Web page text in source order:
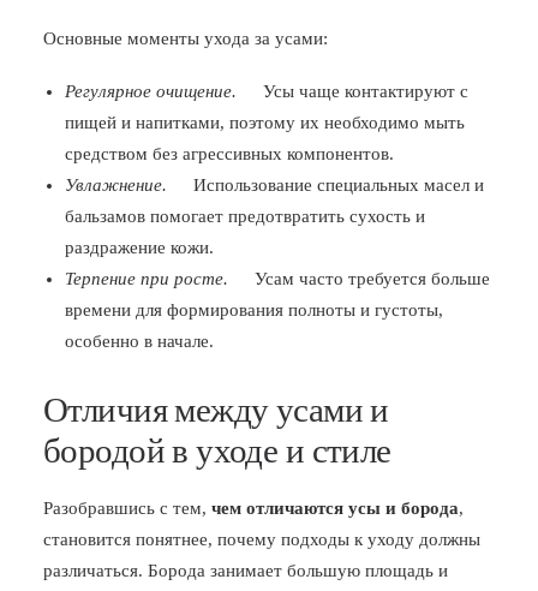
Основные моменты ухода за усами:
Регулярное очищение.
Усы чаще контактируют с
пищей и напитками, поэтому их необходимо мыть
средством без агрессивных компонентов.
Увлажнение.
Использование специальных масел и
бальзамов помогает предотвратить сухость и
раздражение кожи.
Терпение при росте.
Усам часто требуется больше
времени для формирования полноты и густоты,
особенно в начале.
Отличия между усами и
бородой в уходе и стиле
Разобравшись с тем, чем отличаются усы и борода,
становится понятнее, почему подходы к уходу должны
различаться. Борода занимает большую площадь и